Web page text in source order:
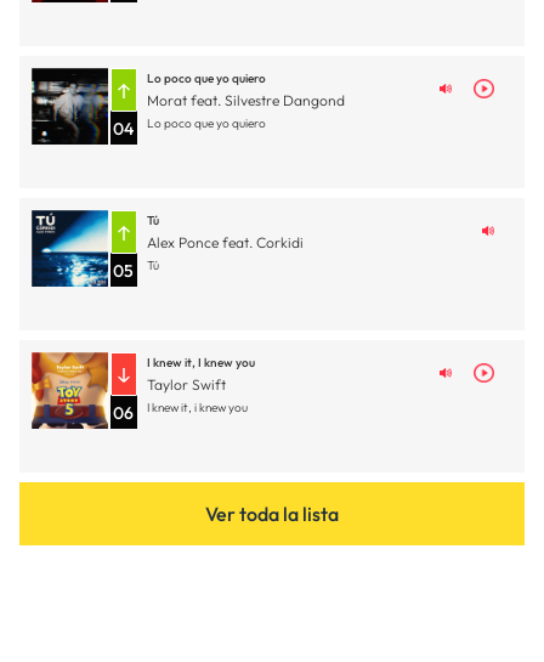
04
Lo poco que yo quiero
Morat feat. Silvestre Dangond
Lo poco que yo quiero
05
Tú
Alex Ponce feat. Corkidi
Tú
06
I knew it, I knew you
Taylor Swift
I knew it, i knew you
Ver toda la lista